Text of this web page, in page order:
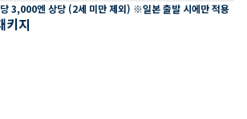
3,000엔 상당 (2세 미만 제외) ※일본 출발 시에만 적용
키지